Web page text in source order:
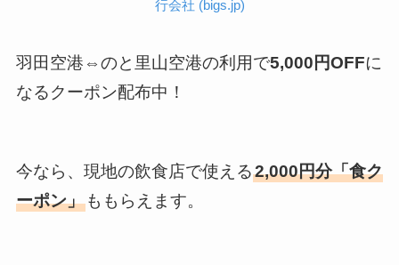
行会社 (bigs.jp)
羽田空港⇔のと里山空港の利用で5,000円OFFに
なるクーポン配布中！
今なら、現地の飲食店で使える2,000円分「食ク
ーポン」ももらえます。